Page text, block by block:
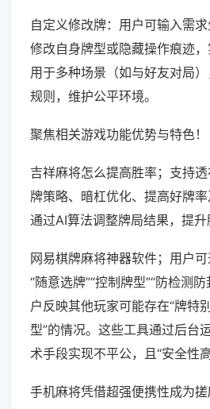
自定义修改牌：用户可输入需求
修改自身牌型或隐藏操作痕迹
用于多种场景（如与好友对局
规则，维护公平环境。
聚焦相关游戏功能优势与特色！
吉祥麻将怎么提高胜率；支持
牌策略、暗杠优化、提高好牌率
通过AI算法调整牌局结果，提升
网易棋牌麻将神器软件；用户
“随意选牌”“控制牌型”“防检测
户反映其他玩家可能存在“牌特
型”的情况。这些工具通过后台
术手段实现不平公，且“安全性高
手机麻将凭借超强便携性成为